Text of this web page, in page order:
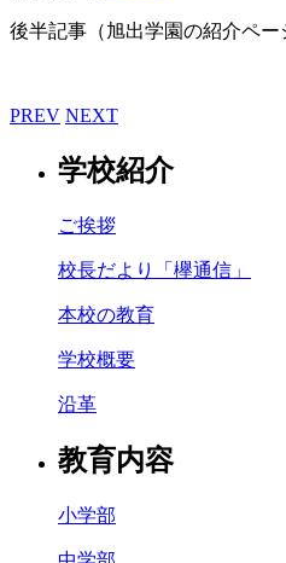
後半記事（旭出学園の紹介ペー
PREV NEXT
学校紹介
ご挨拶
校長だより「欅通信」
本校の教育
学校概要
沿革
教育内容
小学部